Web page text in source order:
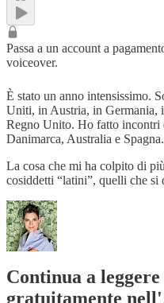
Passa a un account a
voiceover.
È stato un anno intensissimo.
Uniti, in Austria, in Germania,
Regno Unito. Ho fatto incontri
Danimarca, Australia e Spagna.
La cosa che mi ha colpito di
cosiddetti “latini”, quelli che
Continua a leggere
gratuitamente